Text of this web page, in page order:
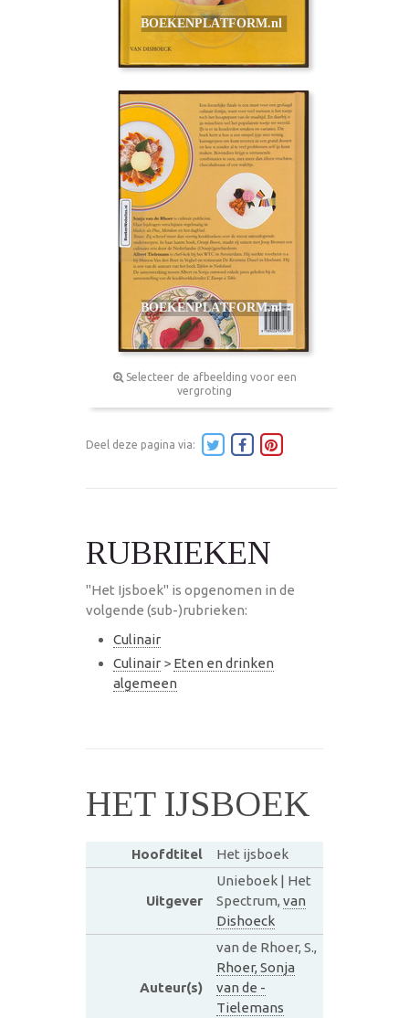
Selecteer de afbeelding voor een
vergroting
Deel deze pagina via:
RUBRIEKEN
"Het Ijsboek" is opgenomen in de
volgende (sub-)rubrieken:
Culinair
Culinair > Eten en drinken
algemeen
HET IJSBOEK
Hoofdtitel Het ijsboek
Uitgever
Unieboek | Het
Spectrum, van
Dishoeck
Auteur(s)
van de Rhoer, S.,
Rhoer, Sonja
van de -
Tielemans